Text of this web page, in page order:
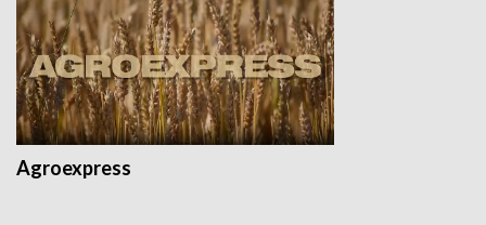
Agroexpress